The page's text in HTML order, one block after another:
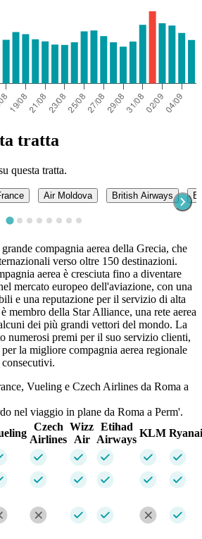
tratta
questa tratta.
Air Moldova British Airways
compagnia aerea della Grecia, che
verso oltre 150 destinazioni.
aerea è cresciuta fino a diventare
mercato europeo dell'aviazione, con una
e una reputazione per il servizio di alta
membro della Star Alliance, una rete aerea
dei più grandi vettori del mondo. La
numerosi premi per il suo servizio clienti,
la migliore compagnia aerea regionale
Vueling e Czech Airlines da Roma a
nel viaggio in plane da Roma a Perm'.
Czech
Airlines
Wizz
Air
Etihad
Airways
KLM